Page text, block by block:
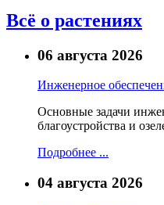
Всё о растениях
06 августа 2026
Инженерное
Основные задачи
благоустройства и
Подробнее ...
04 августа 2026